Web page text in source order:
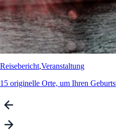
Reisebericht,Veranstaltung
15 originelle Orte, um Ihren